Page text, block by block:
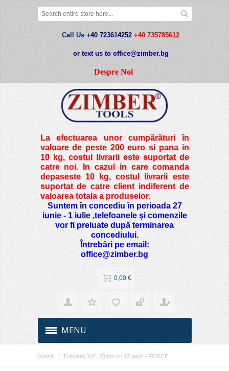
Call Us +40 723614252 +40 735785612
or text us to office@zimber.bg
Despre Noi
La efectuarea unor cumpărături în
valoare de peste200 euro si pana in
10 kg, costul livrarii este suportat de
catre noi. In cazul in care comanda
depaseste 10 kg, costul livrarii este
suportat de catre client indiferent de
valoarea totala a produselor.
Suntem în concediu în perioada 27
iunie - 1 iulie ,telefoanele și comenzile
vor fi preluate după terminarea
concediului.
Întrebări pe email:
office@zimber.bg
0,00 €
MENU
Acasă Tubulara 3/4", 30mm cu 12 laturi - FORCE